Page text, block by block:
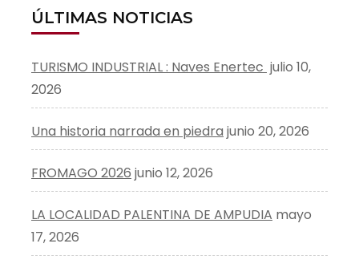
ÚLTIMAS NOTICIAS
TURISMO INDUSTRIAL : Naves Enertec julio 10,
2026
Una historia narrada en piedra junio 20, 2026
FROMAGO 2026 junio 12, 2026
LA LOCALIDAD PALENTINA DE AMPUDIA mayo
17, 2026